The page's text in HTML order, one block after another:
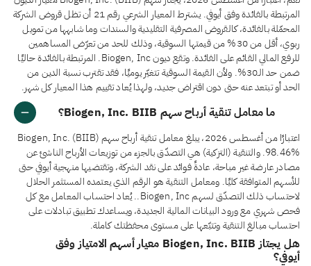
المرتبطة بالفائدة وفق أيوفي. يشترط المعيار الشرعي رقم 21 أن تظل قروض الشركة
المحمّلة بالفائدة، كالقروض المصرفية التقليدية والسندات وما شابهها من تمويل
ربوي، أقل من 30% من قيمتها السوقية، وذلك للحد من تعرّض المساهمين
للرفع المالي القائم على الفائدة. وتقع ديون Biogen, Inc. المرتبطة بالفائدة حاليًا
ضمن حد الـ30%. ولأن القيمة السوقية تتغيّر يوميًا، فقد تقترب نسبة الدين من
الحد أو تبتعد عنه حتى دون اقتراض جديد، ولهذا يُعاد تقييم هذا المعيار كل شهر.
ما معامل تنقية أرباح سهم Biogen, Inc. BIIB؟
اعتبارًا من أغسطس 2026، يبلغ معامل تنقية أرباح سهم Biogen, Inc. (BIIB)
98.46%. والتنقية (التزكية) هي التصدّق بالجزء من توزيعات الأرباح الناشئ عن
مصادر عارضة غير مباحة، عادةً فوائد على نقد الشركة، وتقتضيها منهجية أيوفي حتى
للأسهم المتوافقة كليًا. ومعامل التنقية هو الرقم الذي يعتمده المستثمر الحلال
لاحتساب ذلك التصدّق لسهم Biogen, Inc.. يُعاد احتساب المعامل مع كل
فحص شهري مع ورود البيانات المالية الجديدة، ويساعدك تطبيق تبادلات على
احتساب مبالغ التنقية وتتبّعها على مستوى محفظتك كاملة.
هل يجتاز Biogen, Inc. BIIB معيار أسهم الامتياز وفق
أيوفي؟